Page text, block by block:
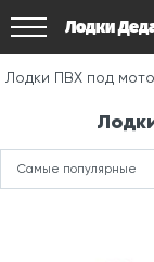
Лодки
Лодки ПВХ под
Самые популярные